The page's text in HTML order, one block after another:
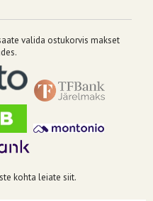
valida ostukorvis makset
kohta leiate siit.